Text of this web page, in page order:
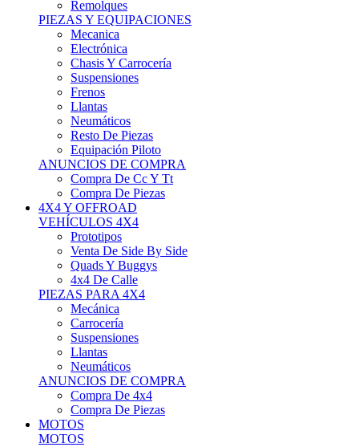
Mecanica
Electrónica
Chasis Y Carrocería
Suspensiones
Frenos
Llantas
Neumáticos
Resto De Piezas
Equipación Piloto
ANUNCIOS DE COMPRA
Compra De Cc Y Tt
Compra De Piezas
4X4 Y OFFROAD
VEHÍCULOS 4X4
Prototipos
Venta De Side By Side
Quads Y Buggys
4x4 De Calle
PIEZAS PARA 4X4
Mecánica
Carrocería
Suspensiones
Llantas
Neumáticos
ANUNCIOS DE COMPRA
Compra De 4x4
Compra De Piezas
MOTOS
MOTOS
Motos De Circuito